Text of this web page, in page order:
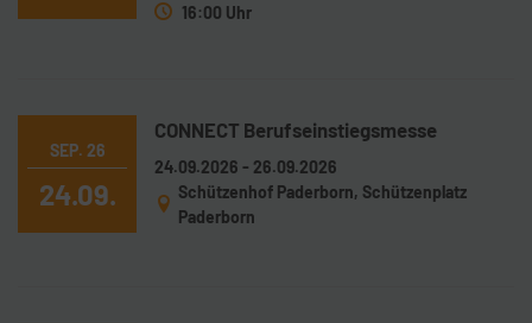
16:00 Uhr
SEP. 26
24.09.
CONNECT Berufseinstiegsmesse
24.09.2026 - 26.09.2026
Schützenhof Paderborn, Schützenplatz
Paderborn